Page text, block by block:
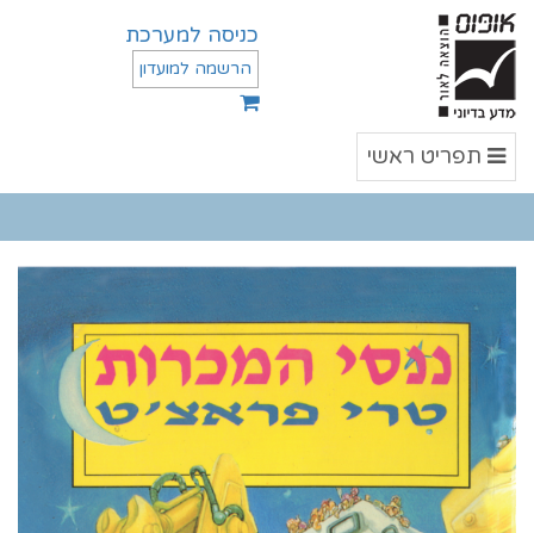
כניסה למערכת
הרשמה למועדון
תפריט
ראשי
תפריט ראשי